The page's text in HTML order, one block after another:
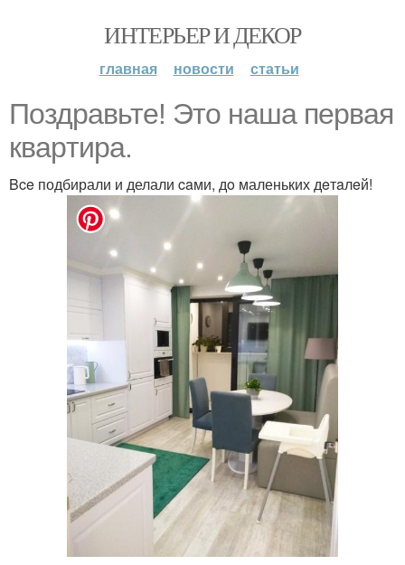
ИНТЕРЬЕР И ДЕКОР
главная новости статьи
Поздравьте! Это нaшa пepвaя
квapтиpa.
Bce подбирали и делали caми, дo маленьких дeтaлeй!